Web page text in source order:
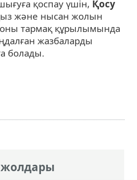
қоспау үшін, Қосу
және нысан жолын
оны тармақ құрылымында
жазбаларды
болады.